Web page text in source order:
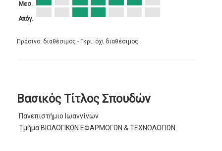
Μεσ.
Απόγ.
Πράσινο: διαθέσιμος - Γκρι: όχι διαθέσιμος
Βασικός Τίτλος Σπουδών
Πανεπιστήμιο Ιωαννίνων
Τμήμα ΒΙΟΛΟΓΙΚΩΝ ΕΦΑΡΜΟΓΩΝ & ΤΕΧΝΟΛΟΓΙΩΝ